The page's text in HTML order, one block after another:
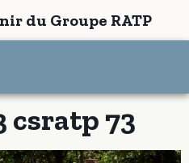
du Groupe RATP
csratp 73